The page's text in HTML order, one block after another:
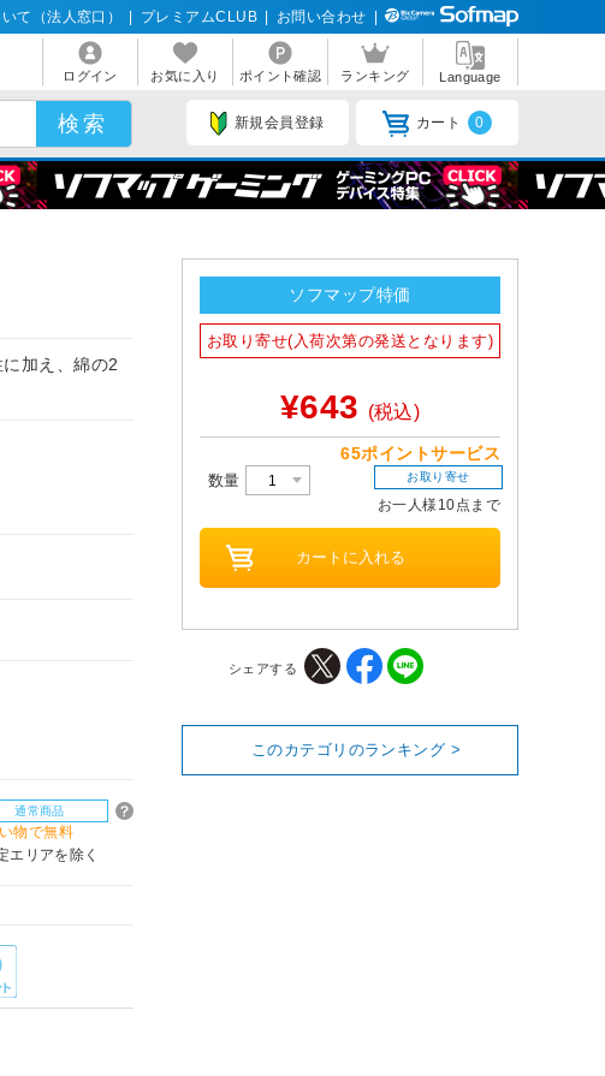
て（法人窓口） プレミアムCLUB お問い合わせ
ログイン お気に入り ポイント確認 ランキング Language
新規会員登録 カート 0
加え、綿の2
通常商品
物で無料
リアを除く
ソフマップ特価
お取り寄せ(入荷次第の発送となります)
¥643 (税込)
65ポイントサービス
数量 お取り寄せ
お一人様10点まで
シェアする
このカテゴリのランキング >